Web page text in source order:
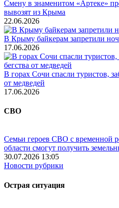
Смену в знаменитом «Артеке»
вывозят из Крыма
22.06.2026
В Крыму байкерам запретили
17.06.2026
В горах Сочи спасли туристов,
от медведей
17.06.2026
СВО
Семьи героев СВО с временной
области смогут получить
30.07.2026 13:05
Новости рубрики
Острая ситуация